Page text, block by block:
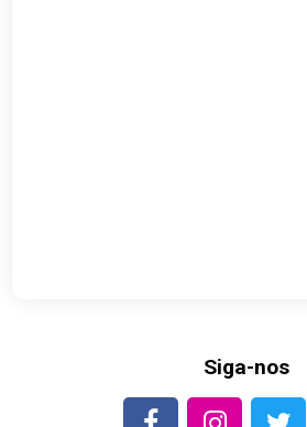
Siga-nos